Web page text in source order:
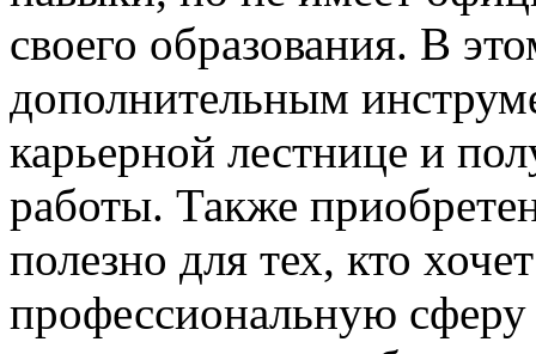
своего образования. В
дополнительным
карьерной лестнице и
работы. Также
полезно для тех, кто
профессиональную сферу